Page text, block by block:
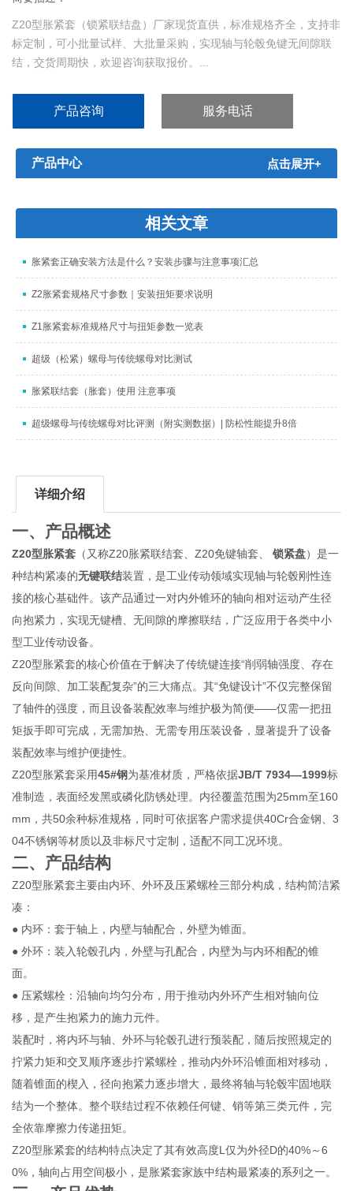
Z20型胀紧套（锁紧联结盘）厂家现货直供，标准规格齐全，支持非
标定制，可小批量试样、大批量采购，实现轴与轮毂免键无间隙联
结，交货周期快，欢迎咨询获取报价。...
产品咨询 服务电话
产品中心 点击展开+
相关文章
胀紧套正确安装方法是什么？安装步骤与注意事项汇总
Z2胀紧套规格尺寸参数｜安装扭矩要求说明
Z1胀紧套标准规格尺寸与扭矩参数一览表
超级（松紧）螺母与传统螺母对比测试
胀紧联结套（胀套）使用 注意事项
超级螺母与传统螺母对比评测（附实测数据）| 防松性能提升8倍
详细介绍
一、产品概述
Z20型胀紧套 （又称Z20胀紧联结套、Z20免键轴套、锁紧盘）是一
种结构紧凑的无键联结装置，是工业传动领域实现轴与轮毂刚性连
接的核心基础件。该产品通过一对内外锥环的轴向相对运动产生径
向抱紧力，实现无键槽、无间隙的摩擦联结，广泛应用于各类中小
型工业传动设备。
Z20型胀紧套的核心价值在于解决了传统键连接“削弱轴强度、存在
反向间隙、加工装配复杂”的三大痛点。其“免键设计”不仅完整保留
了轴件的强度，而且设备装配效率与维护极为简便——仅需一把扭
矩扳手即可完成，无需加热、无需专用压装设备，显著提升了设备
装配效率与维护便捷性。
Z20型胀紧套采用45#钢为基准材质，严格依据JB/T 7934—1999标
准制造，表面经发黑或磷化防锈处理。内径覆盖范围为25mm至160
mm，共50余种标准规格，同时可依据客户需求提供40Cr合金钢、3
04不锈钢等材质以及非标尺寸定制，适配不同工况环境。
二、产品结构
Z20型胀紧套主要由内环、外环及压紧螺栓三部分构成，结构简洁紧
凑：
● 内环：套于轴上，内壁与轴配合，外壁为锥面。
● 外环：装入轮毂孔内，外壁与孔配合，内壁为与内环相配的锥
面。
● 压紧螺栓：沿轴向均匀分布，用于推动内外环产生相对轴向位
移，是产生抱紧力的施力元件。
装配时，将内环与轴、外环与轮毂孔进行预装配，随后按照规定的
拧紧力矩和交叉顺序逐步拧紧螺栓，推动内外环沿锥面相对移动，
随着锥面的楔入，径向抱紧力逐步增大，最终将轴与轮毂牢固地联
结为一个整体。整个联结过程不依赖任何键、销等第三类元件，完
全依靠摩擦力传递扭矩。
Z20型胀紧套的结构特点决定了其有效高度L仅为外径D的40%～6
0%，轴向占用空间极小，是胀紧套家族中结构最紧凑的系列之一。